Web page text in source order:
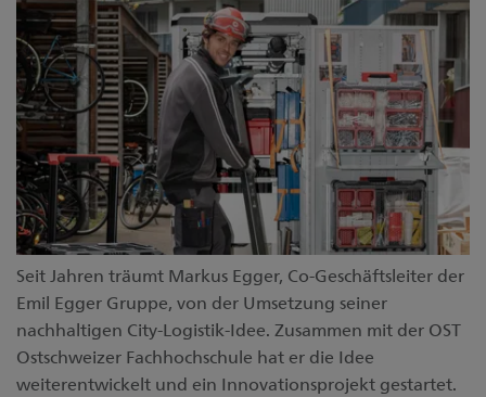
Seit Jahren träumt Markus Egger, Co-Geschäftsleiter der
Emil Egger Gruppe, von der Umsetzung seiner
nachhaltigen City-Logistik-Idee. Zusammen mit der OST
Ostschweizer Fachhochschule hat er die Idee
weiterentwickelt und ein Innovationsprojekt gestartet.